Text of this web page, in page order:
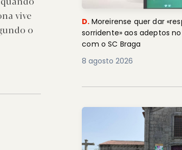
vive
o
D. Moreirense quer dar
sorridente» aos adeptos
com o SC Braga
8 agosto 2026